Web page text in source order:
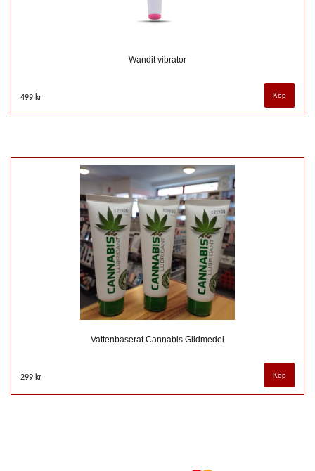
Wandit vibrator
499 kr
Vattenbaserat Cannabis Glidmedel
299 kr